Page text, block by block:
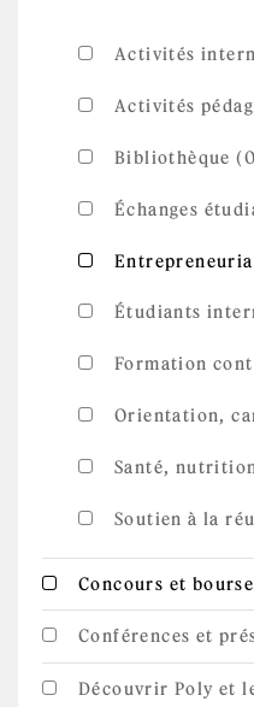
Activités
Activités
Bibliothèque
Échanges
Apply
Étudiants
Formation
Orientation,
Santé,
Soutien à la
Apply Concours et
Concours et
Conférences et
Découvrir Poly et